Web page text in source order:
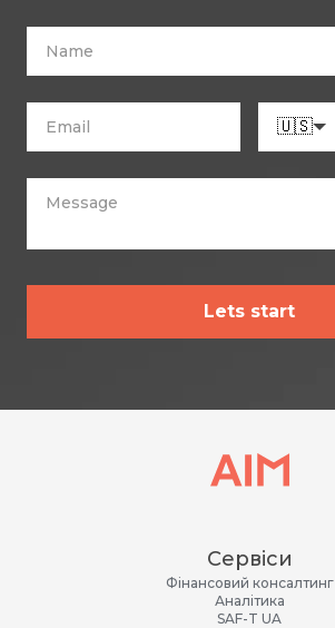
🇺🇸
Lets start
Сервіси
Фінансовий консалтинг
Аналітика
SAF-T UA